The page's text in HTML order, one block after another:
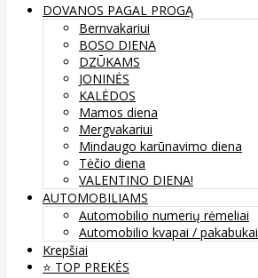
DOVANOS PAGAL PROGĄ
Bernvakariui
BOSO DIENA
DZŪKAMS
JONINĖS
KALĖDOS
Mamos diena
Mergvakariui
Mindaugo karūnavimo diena
Tėčio diena
VALENTINO DIENA!
AUTOMOBILIAMS
Automobilio numerių rėmeliai
Automobilio kvapai / pakabukai
Krepšiai
⭐️ TOP PREKĖS